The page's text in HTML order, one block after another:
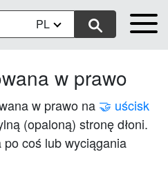
PL
w prawo
w prawo na 🤝 uścisk
(opaloną) stronę dłoni.
coś lub wyciągania